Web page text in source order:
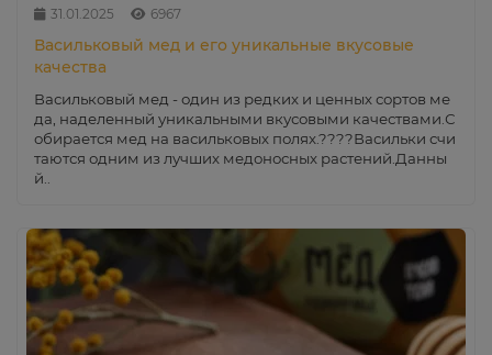
31.01.2025 6967
Васильковый мед и его уникальные вкусовые
качества
Васильковый мед - один из редких и ценных сортов ме
да, наделенный уникальными вкусовыми качествами.С
обирается мед на васильковых полях.????Васильки счи
таются одним из лучших медоносных растений.Данны
й..